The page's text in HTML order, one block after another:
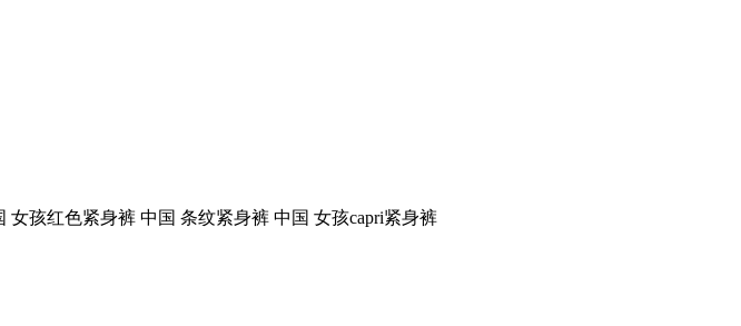
女孩红色紧身裤 中国 条纹紧身裤 中国 女孩capri紧身裤